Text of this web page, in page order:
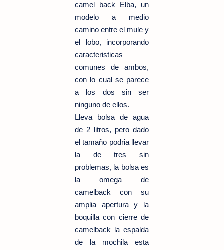
camel back Elba, un
modelo a medio
camino entre el mule y
el lobo, incorporando
caracteristicas
comunes de ambos,
con lo cual se parece
a los dos sin ser
ninguno de ellos.
Lleva bolsa de agua
de 2 litros, pero dado
el tamaño podria llevar
la de tres sin
problemas, la bolsa es
la omega de
camelback con su
amplia apertura y la
boquilla con cierre de
camelback la espalda
de la mochila esta